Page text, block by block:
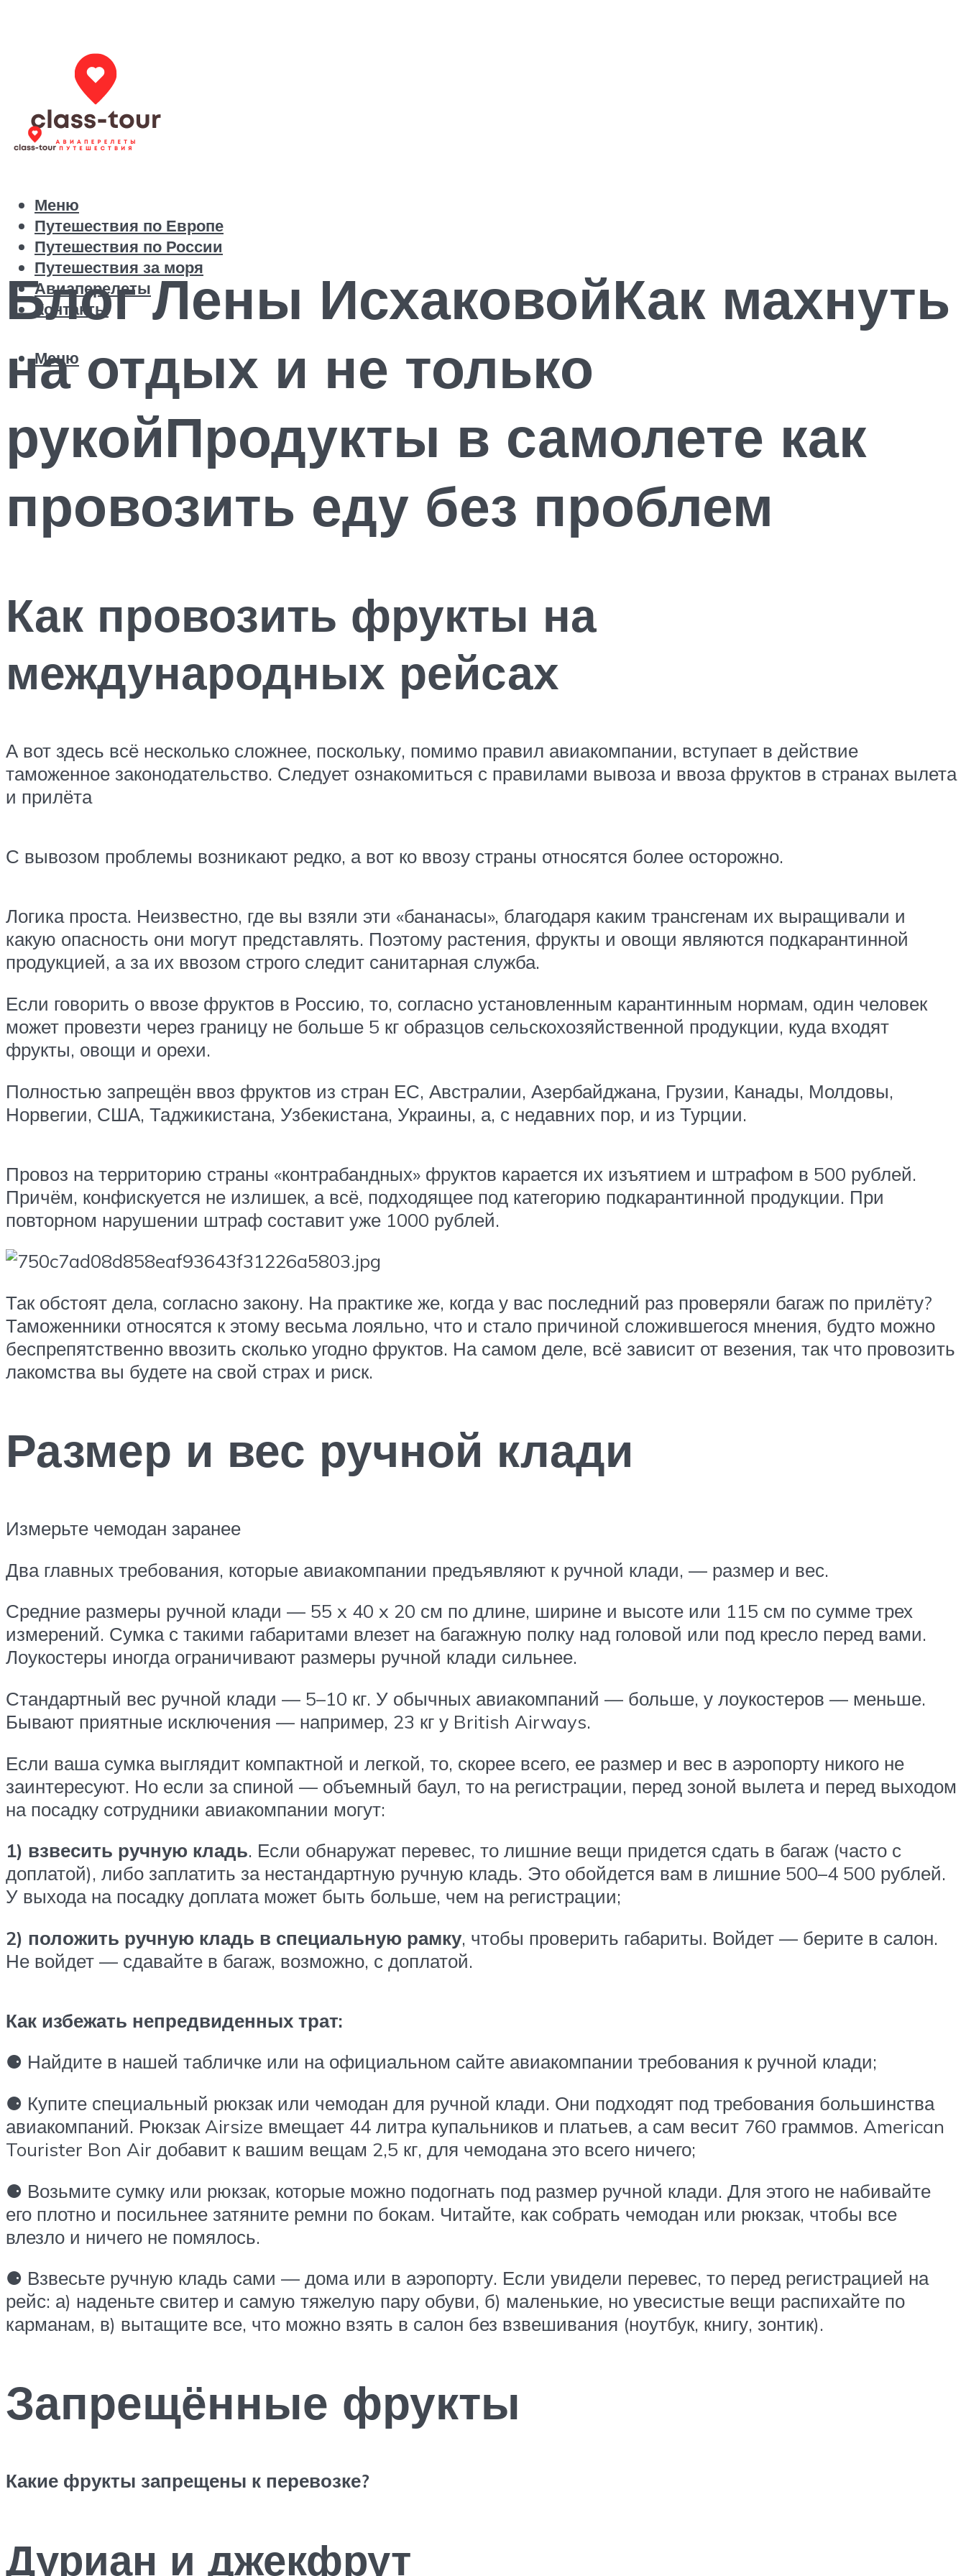
Путешествия по Европе
Путешествия по России
Путешествия за моря
Авиаперелеты
Контакты
Меню
Меню
Блог Лены ИсхаковойКак махнуть
на отдых и не только
рукойПродукты в самолете как
провозить еду без проблем
Как провозить фрукты на
международных рейсах
А вот здесь всё несколько сложнее, поскольку, помимо правил авиакомпании, вступает в действие
таможенное законодательство. Следует ознакомиться с правилами вывоза и ввоза фруктов в странах вылета
и прилёта
С вывозом проблемы возникают редко, а вот ко ввозу страны относятся более осторожно.
Логика проста. Неизвестно, где вы взяли эти «бананасы», благодаря каким трансгенам их выращивали и
какую опасность они могут представлять. Поэтому растения, фрукты и овощи являются подкарантинной
продукцией, а за их ввозом строго следит санитарная служба.
Если говорить о ввозе фруктов в Россию, то, согласно установленным карантинным нормам, один человек
может провезти через границу не больше 5 кг образцов сельскохозяйственной продукции, куда входят
фрукты, овощи и орехи.
Полностью запрещён ввоз фруктов из стран ЕС, Австралии, Азербайджана, Грузии, Канады, Молдовы,
Норвегии, США, Таджикистана, Узбекистана, Украины, а, с недавних пор, и из Турции.
Провоз на территорию страны «контрабандных» фруктов карается их изъятием и штрафом в 500 рублей.
Причём, конфискуется не излишек, а всё, подходящее под категорию подкарантинной продукции. При
повторном нарушении штраф составит уже 1000 рублей.
Так обстоят дела, согласно закону. На практике же, когда у вас последний раз проверяли багаж по прилёту?
Таможенники относятся к этому весьма лояльно, что и стало причиной сложившегося мнения, будто можно
беспрепятственно ввозить сколько угодно фруктов. На самом деле, всё зависит от везения, так что провозить
лакомства вы будете на свой страх и риск.
Размер и вес ручной клади
Измерьте чемодан заранее
Два главных требования, которые авиакомпании предъявляют к ручной клади, — размер и вес.
Средние размеры ручной клади — 55 x 40 x 20 см по длине, ширине и высоте или 115 см по сумме трех
измерений. Сумка с такими габаритами влезет на багажную полку над головой или под кресло перед вами.
Лоукостеры иногда ограничивают размеры ручной клади сильнее.
Стандартный вес ручной клади — 5–10 кг. У обычных авиакомпаний — больше, у лоукостеров — меньше.
Бывают приятные исключения — например, 23 кг у British Airways.
Если ваша сумка выглядит компактной и легкой, то, скорее всего, ее размер и вес в аэропорту никого не
заинтересуют. Но если за спиной — объемный баул, то на регистрации, перед зоной вылета и перед выходом
на посадку сотрудники авиакомпании могут:
1) взвесить ручную кладь. Если обнаружат перевес, то лишние вещи придется сдать в багаж (часто с
доплатой), либо заплатить за нестандартную ручную кладь. Это обойдется вам в лишние 500–4 500 рублей.
У выхода на посадку доплата может быть больше, чем на регистрации;
2) положить ручную кладь в специальную рамку, чтобы проверить габариты. Войдет — берите в салон.
Не войдет — сдавайте в багаж, возможно, с доплатой.
Как избежать непредвиденных трат:
⚈ Найдите в нашей табличке или на официальном сайте авиакомпании требования к ручной клади;
⚈ Купите специальный рюкзак или чемодан для ручной клади. Они подходят под требования большинства
авиакомпаний. Рюкзак Airsize вмещает 44 литра купальников и платьев, а сам весит 760 граммов. American
Tourister Bon Air добавит к вашим вещам 2,5 кг, для чемодана это всего ничего;
⚈ Возьмите сумку или рюкзак, которые можно подогнать под размер ручной клади. Для этого не набивайте
его плотно и посильнее затяните ремни по бокам. Читайте, как собрать чемодан или рюкзак, чтобы все
влезло и ничего не помялось.
⚈ Взвесьте ручную кладь сами — дома или в аэропорту. Если увидели перевес, то перед регистрацией на
рейс: а) наденьте свитер и самую тяжелую пару обуви, б) маленькие, но увесистые вещи распихайте по
карманам, в) вытащите все, что можно взять в салон без взвешивания (ноутбук, книгу, зонтик).
Запрещённые фрукты
Какие фрукты запрещены к перевозке?
Дуриан и джекфрут